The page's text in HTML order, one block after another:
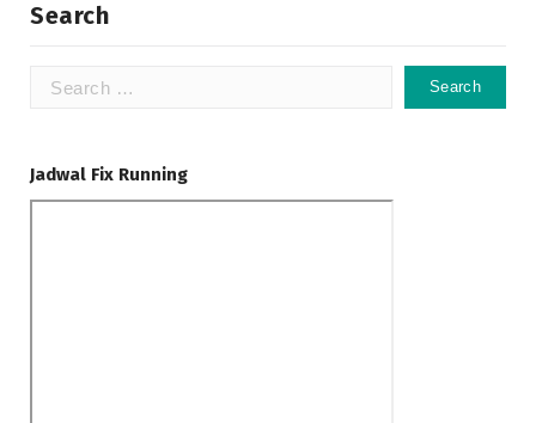
Search
Search
Jadwal Fix Running